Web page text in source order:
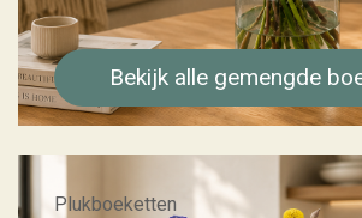
Bekijk alle gemengde
Plukboeketten